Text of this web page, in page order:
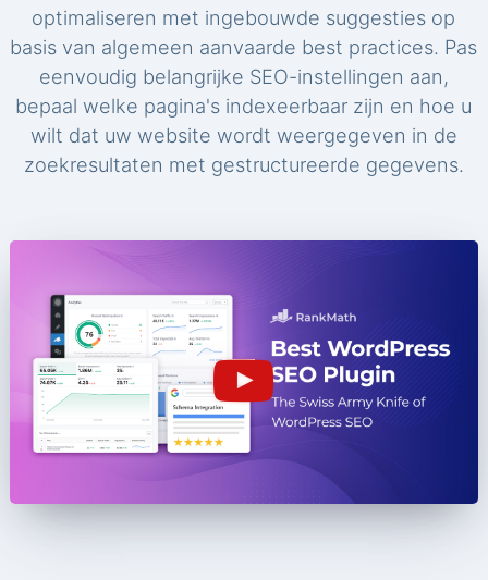
optimaliseren met ingebouwde suggesties op
basis van algemeen aanvaarde best practices. Pas
eenvoudig belangrijke SEO-instellingen aan,
bepaal welke pagina's indexeerbaar zijn en hoe u
wilt dat uw website wordt weergegeven in de
zoekresultaten met gestructureerde gegevens.